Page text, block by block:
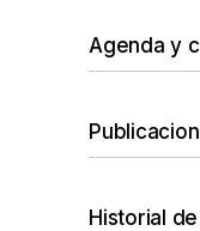
Agenda y
Historial